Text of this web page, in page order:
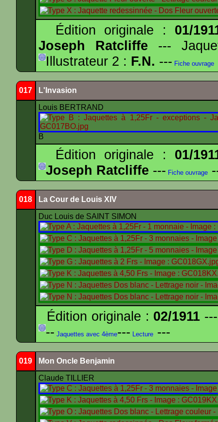
Édition originale : 01/
Joseph Ratcliffe ---
Illustrateur 2 : F.N. --- Fiche ouvrage
017 L'Invasion
Louis BERTRAND
B
Édition originale : 01/
Joseph Ratcliffe --- Fiche ouvrage
018 La Cour de Louis XIV
Duc Louis de SAINT SIMON
Édition originale : 02/1911
-- Jaquettes avec 4ème--- Lecture ---
019 Mon Oncle Benjamin
Claude TILLIER